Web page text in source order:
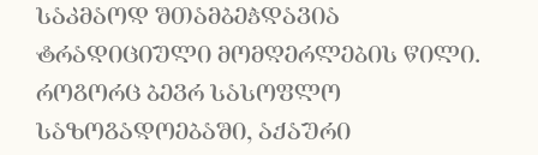
საკმაოდ შთამბეჭდავია
ტრადიციული მომღერლების წილი.
როგორც ბევრ სასოფლო
საზოგადოებაში, აქაური